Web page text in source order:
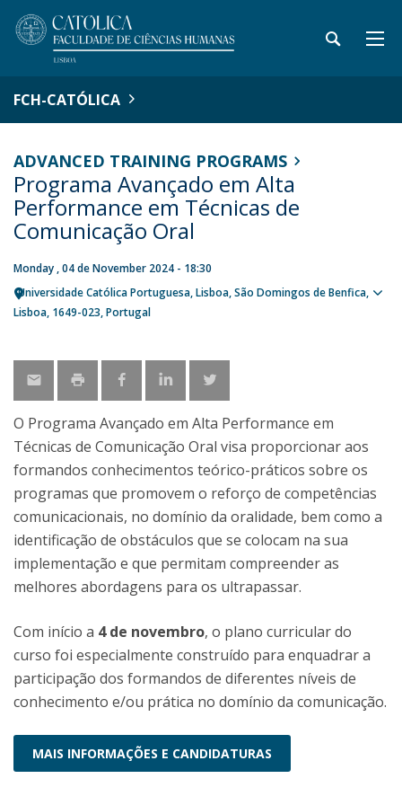
FCH-CATÓLICA
ADVANCED TRAINING PROGRAMS
Programa Avançado em Alta
Performance em Técnicas de
Comunicação Oral
Monday , 04 de November 2024 - 18:30
Universidade Católica Portuguesa Lisboa São Domingos de Benfica,
Lisboa 1649-023 Portugal
O Programa Avançado em Alta Performance em
Técnicas de Comunicação Oral visa proporcionar aos
formandos conhecimentos teórico-práticos sobre os
programas que promovem o reforço de competências
comunicacionais, no domínio da oralidade, bem como a
identificação de obstáculos que se colocam na sua
implementação e que permitam compreender as
melhores abordagens para os ultrapassar.
Com início a 4 de novembro, o plano curricular do
curso foi especialmente construído para enquadrar a
participação dos formandos de diferentes níveis de
conhecimento e/ou prática no domínio da comunicação.
MAIS INFORMAÇÕES E CANDIDATURAS